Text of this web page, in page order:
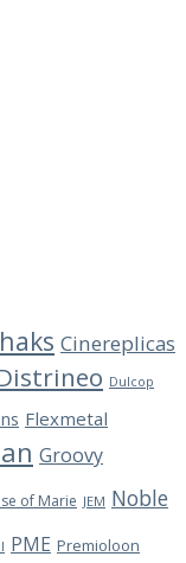
Cinereplicas
Dulcop
Flexmetal
Groovy
of Marie JEM Noble
PME Premioloon